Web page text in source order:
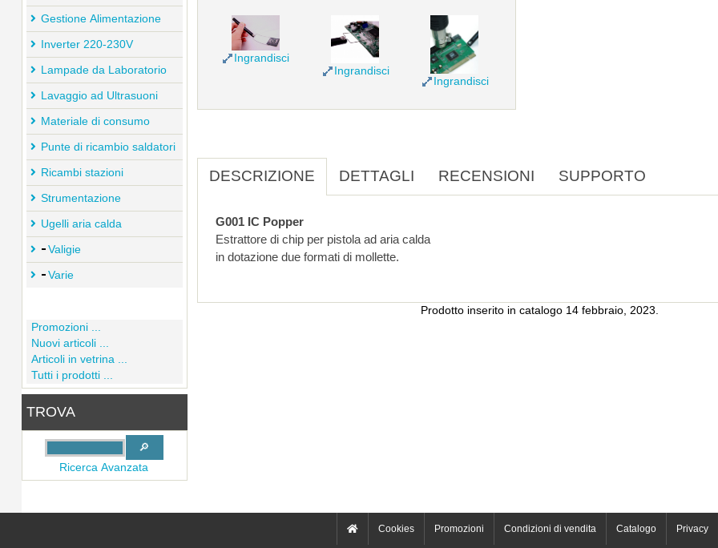
Gestione Alimentazione
Inverter 220-230V
Lampade da Laboratorio
Lavaggio ad Ultrasuoni
Materiale di consumo
Punte di ricambio saldatori
Ricambi stazioni
Strumentazione
Ugelli aria calda
Valigie
Varie
Promozioni ...
Nuovi articoli ...
Articoli in vetrina ...
Tutti i prodotti ...
TROVA
Ricerca Avanzata
Ingrandisci
Ingrandisci
Ingrandisci
DESCRIZIONE DETTAGLI RECENSIONI SUPPORTO
G001 IC Popper
Estrattore di chip per pistola ad aria calda
in dotazione due formati di mollette.
Prodotto inserito in catalogo 14 febbraio, 2023.
Cookies Promozioni Condizioni di vendita Catalogo Privacy